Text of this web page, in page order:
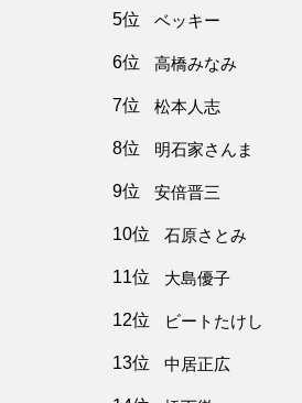
5位 ベッキー
6位 高橋みなみ
7位 松本人志
8位 明石家さんま
9位 安倍晋三
10位 石原さとみ
11位 大島優子
12位 ビートたけし
13位 中居正広